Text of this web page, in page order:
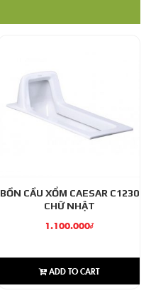
BỒN CẦU XỔM CAESAR C1230
CHỮ NHẬT
1.100.000₫
ADD TO CART